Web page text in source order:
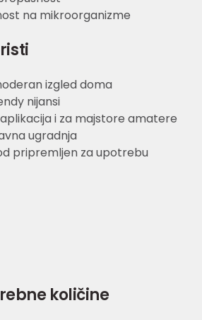
na mikroorganizme
izgled doma
nijansi
i za majstore amatere
ugradnja
pripremljen za upotrebu
količine